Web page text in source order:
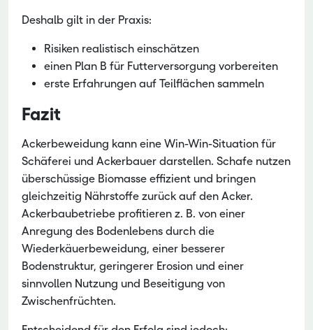
Deshalb gilt in der Praxis:
Risiken realistisch einschätzen
einen Plan B für Futterversorgung vorbereiten
erste Erfahrungen auf Teilflächen sammeln
Fazit
Ackerbeweidung kann eine Win-Win-Situation für
Schäferei und Ackerbauer darstellen. Schafe nutzen
überschüssige Biomasse effizient und bringen
gleichzeitig Nährstoffe zurück auf den Acker.
Ackerbaubetriebe profitieren z. B. von einer
Anregung des Bodenlebens durch die
Wiederkäuerbeweidung, einer besserer
Bodenstruktur, geringerer Erosion und einer
sinnvollen Nutzung und Beseitigung von
Zwischenfrüchten.